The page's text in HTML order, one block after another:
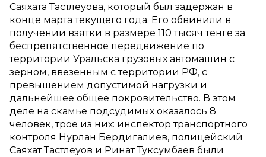
Саяхата Тастлеуова, который был задержан в
конце марта текущего года. Его обвинили в
получении взятки в размере 110 тысяч тенге за
беспрепятственное передвижение по
территории Уральска грузовых автомашин с
зерном, ввезенным с территории РФ, с
превышением допустимой нагрузки и
дальнейшее общее покровительство. В этом
деле на скамье подсудимых оказалось 8
человек, трое из них: инспектор транспортного
контроля Нурлан Бердигалиев, полицейский
Саяхат Тастлеуов и Ринат Туксумбаев были